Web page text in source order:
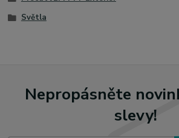
Světla
Nepropásněte
slevy!